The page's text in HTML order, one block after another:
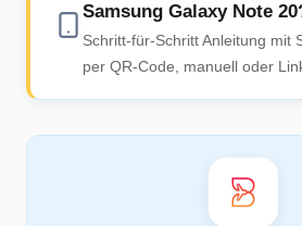
Samsung Galaxy Note
Schritt-für-Schritt Anleitung mit
per QR-Code, manuell oder